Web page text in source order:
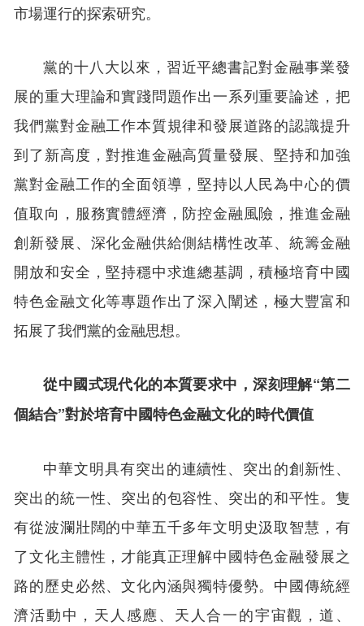
市場運行的探索研究。
黨的十八大以來，習近平總書記對金融事業發
展的重大理論和實踐問題作出一系列重要論述，把
我們黨對金融工作本質規律和發展道路的認識提升
到了新高度，對推進金融高質量發展、堅持和加強
黨對金融工作的全面領導，堅持以人民為中心的價
值取向，服務實體經濟，防控金融風險，推進金融
創新發展、深化金融供給側結構性改革、統籌金融
開放和安全，堅持穩中求進總基調，積極培育中國
特色金融文化等專題作出了深入闡述，極大豐富和
拓展了我們黨的金融思想。
從中國式現代化的本質要求中，深刻理解“第二
個結合”對於培育中國特色金融文化的時代價值
中華文明具有突出的連續性、突出的創新性、
突出的統一性、突出的包容性、突出的和平性。隻
有從波瀾壯闊的中華五千多年文明史汲取智慧，有
了文化主體性，才能真正理解中國特色金融發展之
路的歷史必然、文化內涵與獨特優勢。中國傳統經
濟活動中，天人感應、天人合一的宇宙觀，道、